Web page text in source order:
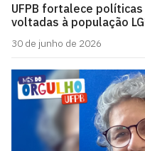
UFPB fortalece
voltadas à população
30 de junho de 2026